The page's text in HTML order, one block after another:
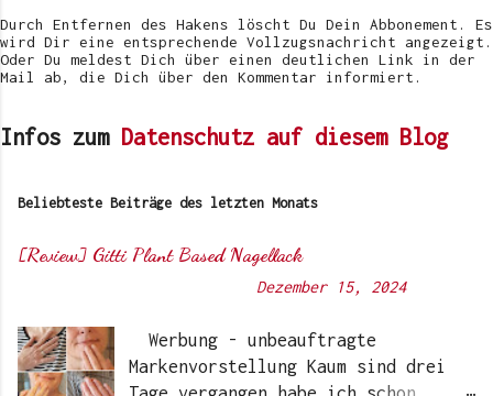
e
n
Durch Entfernen des Hakens löscht Du Dein Abbonement. Es
wird Dir eine entsprechende Vollzugsnachricht angezeigt.
Oder Du meldest Dich über einen deutlichen Link in der
Mail ab, die Dich über den Kommentar informiert.
Infos zum Datenschutz auf diesem Blog
Beliebteste Beiträge des letzten Monats
[Review] Gitti Plant Based Nagellack
Dezember 15, 2024
Werbung - unbeauftragte
Markenvorstellung Kaum sind drei